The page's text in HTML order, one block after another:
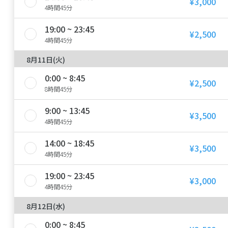
4時間45分
19:00 ~ 23:45
4時間45分 ¥2,500
8月11日(火)
0:00 ~ 8:45
8時間45分 ¥2,500
9:00 ~ 13:45
4時間45分 ¥3,500
14:00 ~ 18:45
4時間45分 ¥3,500
19:00 ~ 23:45
4時間45分 ¥3,000
8月12日(水)
0:00 ~ 8:45